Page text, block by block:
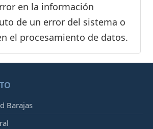
en la información
de un error del sistema o
el procesamiento de datos.
Barajas